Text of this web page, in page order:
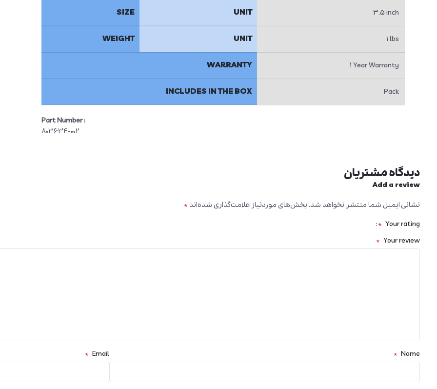
SIZE UNIT 3.5 inch
WEIGHT UNIT 1 lbs
WARRANTY 1 Year Warranty
INCLUDES IN THE BOX Pack
Part Number :
803634-002
دیدگاه مشتریان
Add a review
نشانی ایمیل شما منتشر نخواهد شد. بخش‌های موردنیاز علامت‌گذاری شده‌اند *
Your rating
*
Your review
*
Name
*
Email
*